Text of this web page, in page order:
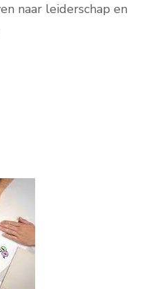
naar leiderschap en